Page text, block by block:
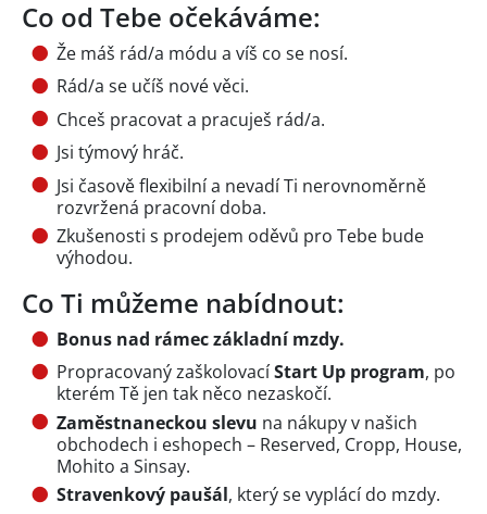
Co od Tebe očekáváme:
Že máš rád/a módu a víš co se nosí.
Rád/a se učíš nové věci.
Chceš pracovat a pracuješ rád/a.
Jsi týmový hráč.
Jsi časově flexibilní a nevadí Ti nerovnoměrně
rozvržená pracovní doba.
Zkušenosti s prodejem oděvů pro Tebe bude
výhodou.
Co Ti můžeme nabídnout:
Bonus nad rámec základní mzdy.
Propracovaný zaškolovacíStart Up program, po
kterém Tě jen tak něco nezaskočí.
Zaměstnaneckou slevu na nákupy v našich
obchodech i eshopech – Reserved, Cropp, House,
Mohito a Sinsay.
Stravenkový paušál, který se vyplácí do mzdy.